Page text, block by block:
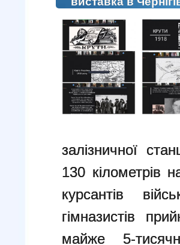
залізничної
130 кілометрів
курсантів
гімназистів
майже 5-